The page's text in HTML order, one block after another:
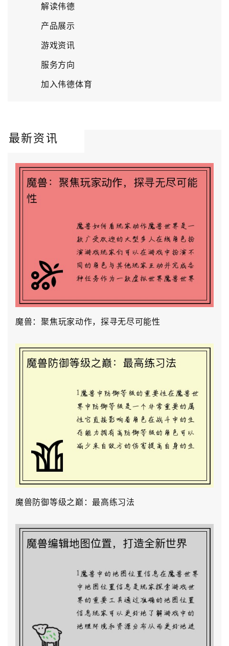
解读伟德
产品展示
游戏资讯
服务方向
加入伟德体育
最新资讯
魔兽：聚焦玩家动作，探寻无尽可能性
魔兽防御等级之巅：最高练习法